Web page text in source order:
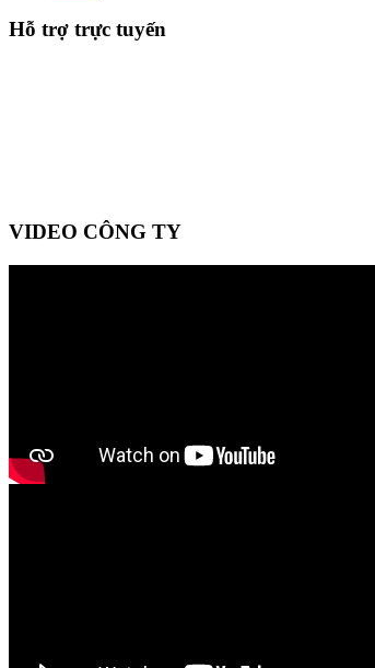
Hỗ trợ trực tuyến
VIDEO CÔNG TY